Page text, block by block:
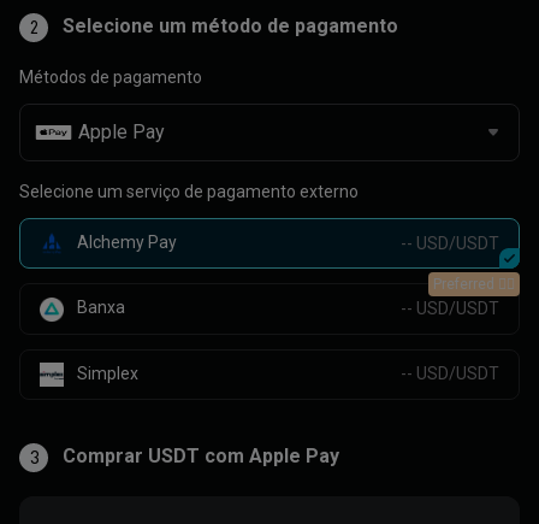
2 Selecione um método de pagamento
Métodos de pagamento
Selecione um serviço de pagamento externo
Alchemy Pay -- USD/USDT
Banxa
Preferred 👍🏻
-- USD/USDT
Simplex -- USD/USDT
3 Comprar USDT com Apple Pay